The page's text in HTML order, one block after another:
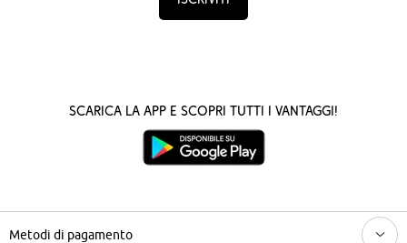
Scarica la App e scopri tutti i vantaggi!
Metodi di pagamento